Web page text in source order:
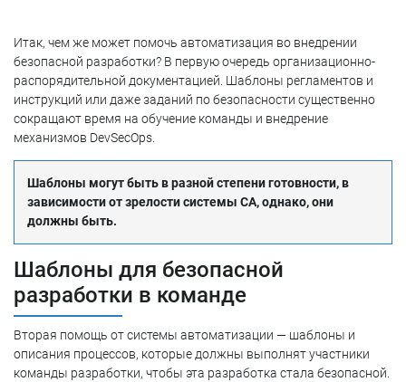
Итак, чем же может помочь автоматизация во внедрении
безопасной разработки? В первую очередь организационно-
распорядительной документацией. Шаблоны регламентов и
инструкций или даже заданий по безопасности существенно
сокращают время на обучение команды и внедрение
механизмов DevSecOps.
Шаблоны могут быть в разной степени готовности, в
зависимости от зрелости системы CA, однако, они
должны быть.
Шаблоны для безопасной
разработки в команде
Вторая помощь от системы автоматизации — шаблоны и
описания процессов, которые должны выполнят участники
команды разработки, чтобы эта разработка стала безопасной.